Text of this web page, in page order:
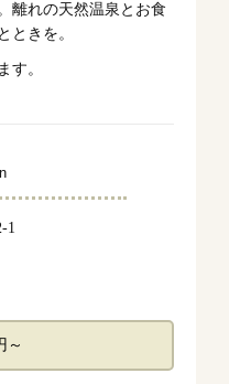
離れの天然温泉とお食
ときを。
す。
1
～